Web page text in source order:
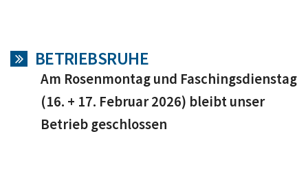
BETRIEBSRUHE
Am Rosenmontag und Faschingsdienstag
(16. + 17. Februar 2026) bleibt unser
Betrieb geschlossen